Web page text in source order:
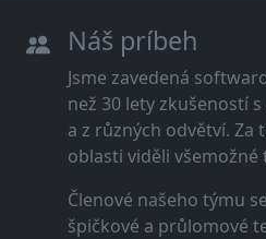
Náš príbeh
Jsme zavedená
než 30 lety zkušeností
a z různých odvětví. Za
oblasti viděli
Členové našeho týmu
špičkové a průlomové